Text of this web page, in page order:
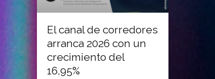
El canal de corredores
arranca 2026 con un
crecimiento del
16,95%